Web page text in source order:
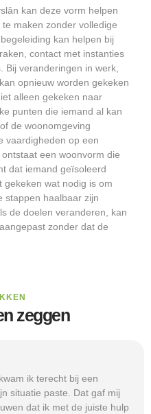
kan deze vorm helpen
maken zonder volledige
kan helpen bij
contact met instanties
Bij veranderingen in werk,
opnieuw worden gekeken
alleen gekeken naar
punten die iemand al kan
de woonomgeving
vaardigheden op een
een woonvorm die
dat iemand geïsoleerd
gekeken wat nodig is om
stappen haalbaar zijn
de doelen veranderen, kan
zonder dat de
zeggen
ik terecht bij een
situatie paste. Dat gaf mij
dat ik met de juiste hulp